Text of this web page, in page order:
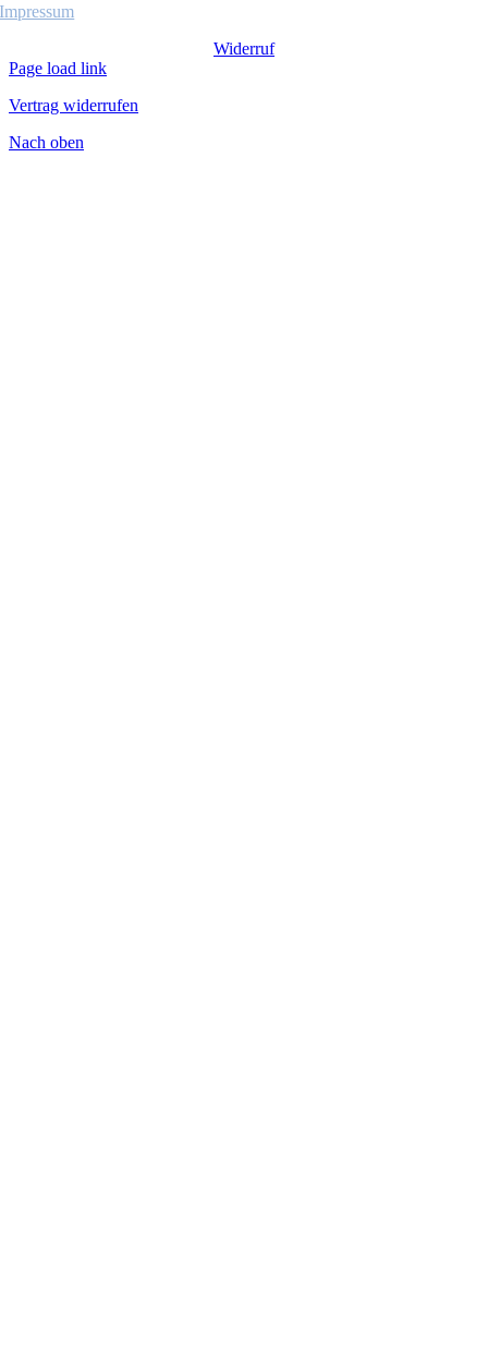
Impressum
Widerruf
Page load link
Vertrag widerrufen
Nach oben